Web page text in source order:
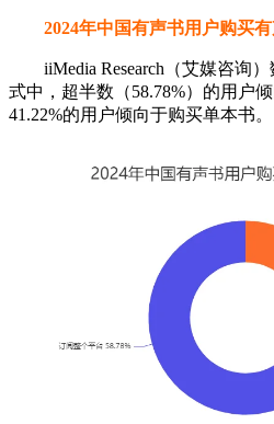
2024年中国有声书用户购买有
iiMedia Research（艾媒咨询）
式中，超半数（58.78%）的用户
41.22%的用户倾向于购买单本书。